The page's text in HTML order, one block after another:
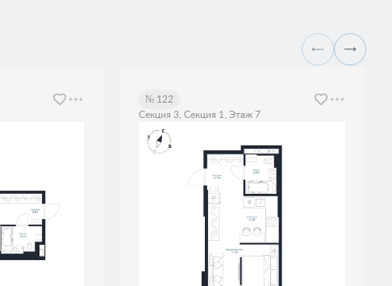
№ 122
Секция 3, Секция 1, Этаж 7